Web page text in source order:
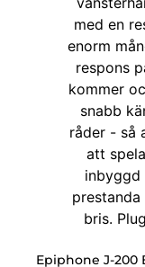
Epiphone J-200